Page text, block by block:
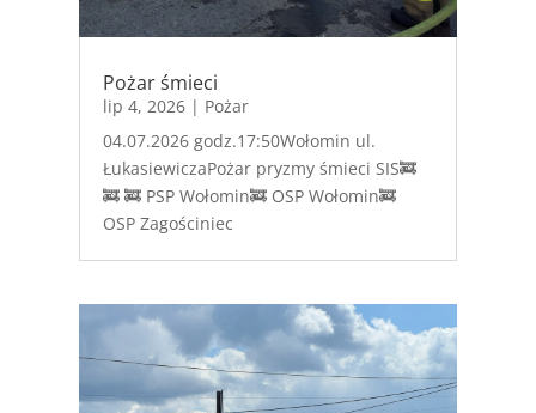
Pożar śmieci
lip 4, 2026 | Pożar
04.07.2026 godz.17:50Wołomin ul.
ŁukasiewiczaPożar pryzmy śmieci SIS🚒
🚒 🚒 PSP Wołomin🚒 OSP Wołomin🚒
OSP Zagościniec